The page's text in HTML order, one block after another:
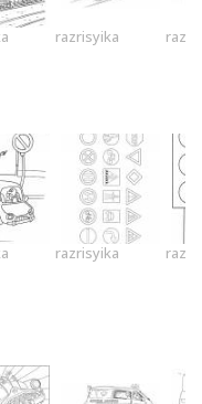
razrisyika
razrisyika